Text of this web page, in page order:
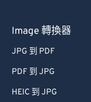
Image 轉換器
JPG 到 PDF
PDF 到 JPG
HEIC 到 JPG